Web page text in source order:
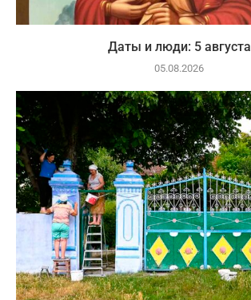
Даты и люди: 5 августа
05.08.2026